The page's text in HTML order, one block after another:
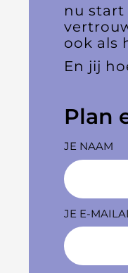
nu start
ook als
En jij
Plan
JE NAAM
JE E-